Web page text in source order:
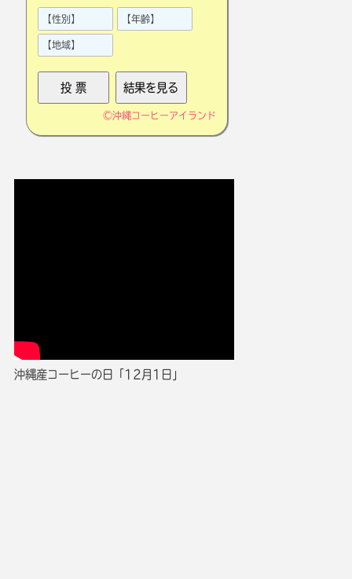
©沖縄コーヒーアイランド
沖縄産コーヒーの日「12月1日」